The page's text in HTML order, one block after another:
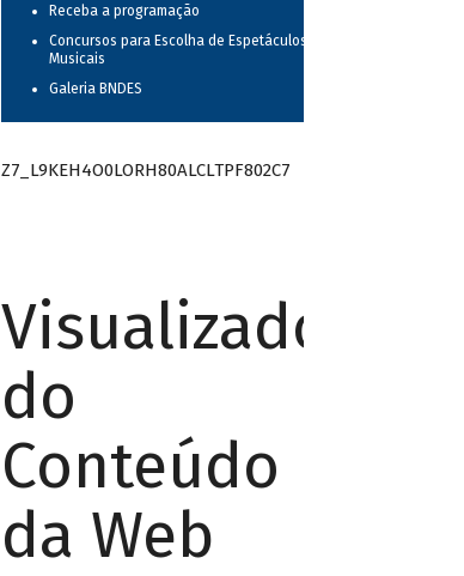
Receba a programação
Concursos para Escolha de Espetáculos
Musicais
Galeria BNDES
Z7_L9KEH4O0LORH80ALCLTPF802C7
Visualizador
do
Conteúdo
da Web